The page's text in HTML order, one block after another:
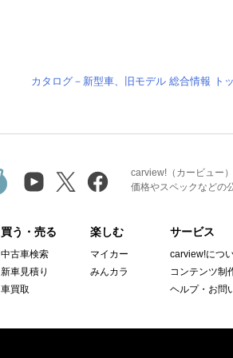
カタログ－新型車、旧モデル 総合情報 ト
carview!（カービュー
価格やスペックなどの
買う・売る
中古車検索
新車見積り
車買取
楽しむ
マイカー
みんカラ
サービス
carview!につ
コンテンツ制
ヘルプ・お問